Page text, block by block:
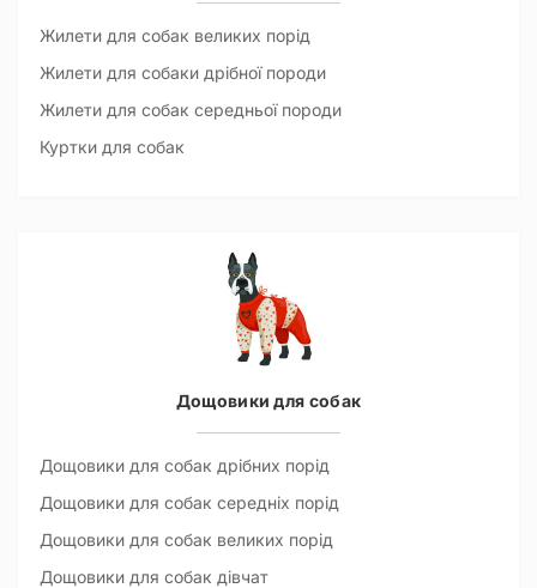
Жилети для собак великих порід
Жилети для собаки дрібної породи
Жилети для собак середньої породи
Куртки для собак
Дощовики для собак
Дощовики для собак дрібних порід
Дощовики для собак середніх порід
Дощовики для собак великих порід
Дощовики для собак дівчат